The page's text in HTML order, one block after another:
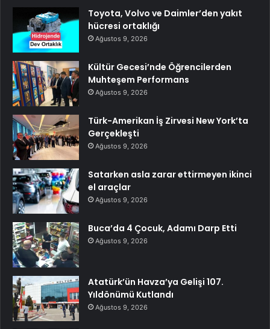
Toyota, Volvo ve Daimler’den yakıt
hücresi ortaklığı
Ağustos 9, 2026
Kültür Gecesi’nde Öğrencilerden
Muhteşem Performans
Ağustos 9, 2026
Türk-Amerikan İş Zirvesi New York’ta
Gerçekleşti
Ağustos 9, 2026
Satarken asla zarar ettirmeyen ikinci
el araçlar
Ağustos 9, 2026
Buca’da 4 Çocuk, Adamı Darp Etti
Ağustos 9, 2026
Atatürk’ün Havza’ya Gelişi 107.
Yıldönümü Kutlandı
Ağustos 9, 2026